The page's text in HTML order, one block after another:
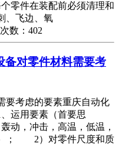
零件在装配前必须清理和
、飞边、氧
数：402
备对零件材料需要考
要考虑的要素重庆自动化
运用要素（首要思
，冲击，高温，低温，
）； 2）对零件尺度和质